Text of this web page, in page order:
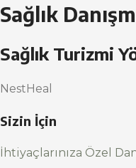
Sağlık
Sağlık Turizmi
NestHeal
Sizin İçin
İhtiyaçlarınıza Özel